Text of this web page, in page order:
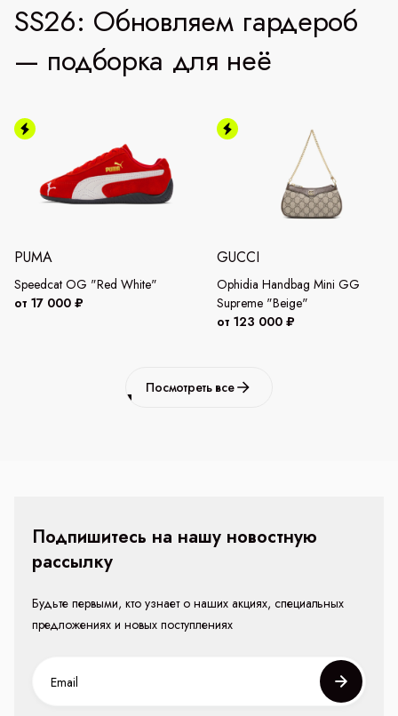
SS26: Обновляем гардероб
— подборка для неё
PUMA
Speedcat OG "Red White"
от 17 000 ₽
GUCCI
Ophidia Handbag Mini GG
Supreme "Beige"
от 123 000 ₽
Посмотреть все
Подпишитесь на нашу новостную
рассылку
Будьте первыми, кто узнает о наших акциях, специальных
предложениях и новых поступлениях